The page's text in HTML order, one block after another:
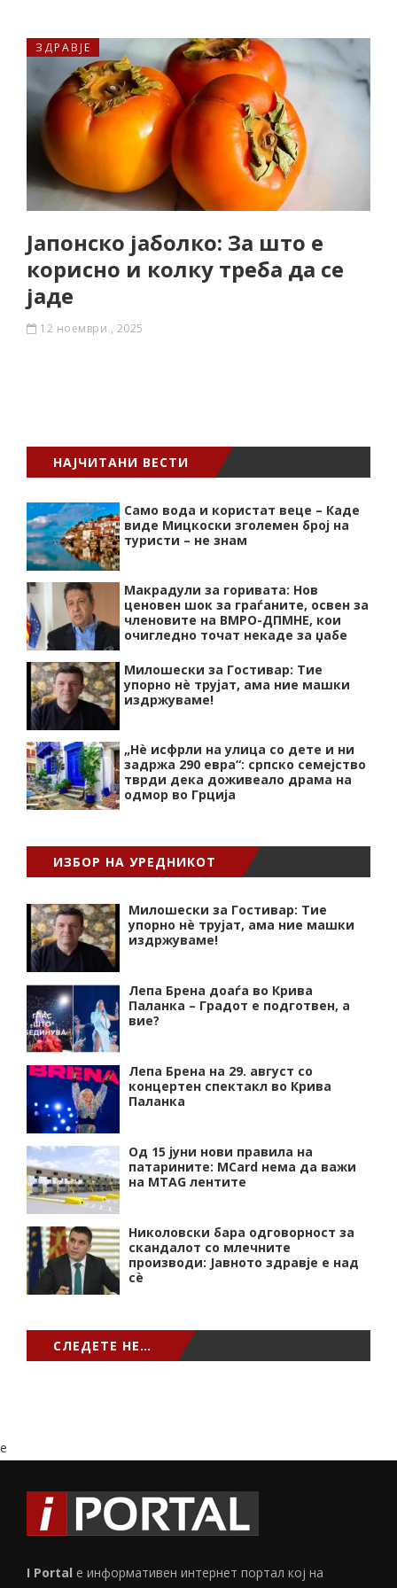
ЗДРАВЈЕ
Јапонско јаболко: За што е
корисно и колку треба да се
јаде
12 ноември , 2025
НАЈЧИТАНИ ВЕСТИ
Само вода и користат веце – Каде
виде Мицкоски зголемен број на
туристи – не знам
Макрадули за горивата: Нов
ценовен шок за граѓаните, освен за
членовите на ВМРО-ДПМНЕ, кои
очигледно точат некаде за џабе
Милошески за Гостивар: Тие
упорно нѐ трујат, ама ние машки
издржуваме!
„Нѐ исфрли на улица со дете и ни
задржа 290 евра“: српско семејство
тврди дека доживеало драма на
одмор во Грција
ИЗБОР НА УРЕДНИКОТ
Милошески за Гостивар: Тие
упорно нѐ трујат, ама ние машки
издржуваме!
Лепа Брена доаѓа во Крива
Паланка – Градот е подготвен, а
вие?
Лепа Брена на 29. август со
концертен спектакл во Крива
Паланка
Од 15 јуни нови правила на
патарините: MCard нема да важи
на MTAG лентите
Николовски бара одговорност за
скандалот со млечните
производи: Јавното здравје е над
сѐ
СЛЕДЕТЕ НЕ…
e
I Portal е информативен интернет портал кој на